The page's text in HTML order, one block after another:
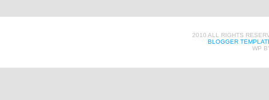
2010 ALL RIGHTS
BLOGGER
WP